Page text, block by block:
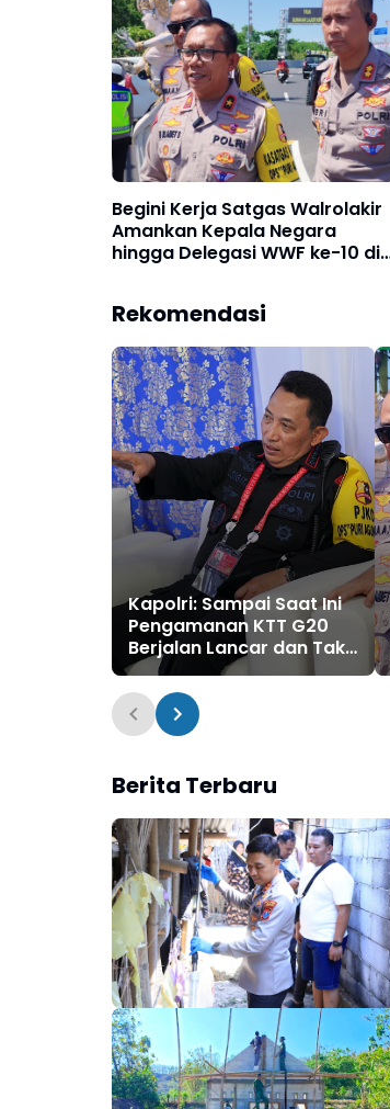
Begini Kerja Satgas Walrolakir
Amankan Kepala Negara
hingga Delegasi WWF ke-10 di
Rekomendasi
Kapolri: Sampai Saat Ini
Pengamanan KTT G20
Berjalan Lancar dan Tak
Ada Gangguan
Berita Terbaru